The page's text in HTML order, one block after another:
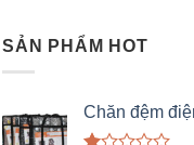
1.00
5
SẢN PHẨM HOT
Chăn đệm